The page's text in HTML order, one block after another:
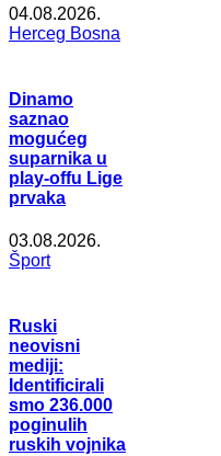
04.08.2026.
Herceg Bosna
Dinamo
saznao
mogućeg
suparnika u
play-offu Lige
prvaka
03.08.2026.
Šport
Ruski
neovisni
mediji:
Identificirali
smo 236.000
poginulih
ruskih vojnika